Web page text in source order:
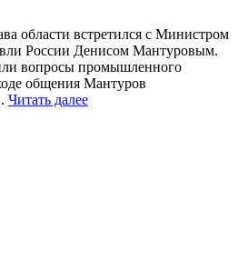
области встретился с Министром
России Денисом Мантуровым.
вопросы промышленного
общения Мантуров
Читать далее